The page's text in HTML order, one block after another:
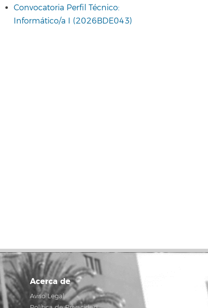
Convocatoria Perfil Técnico:
Informático/a I (2026BDE043)
Acerca de
Aviso Legal